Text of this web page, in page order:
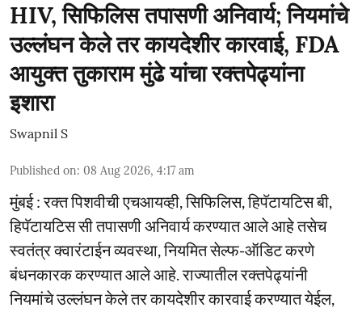
HIV, सिफिलिस तपासणी अनिवार्य; नियमांचे
उल्लंघन केले तर कायदेशीर कारवाई, FDA
आयुक्त तुकाराम मुंढे यांचा रक्तपेढ्यांना
इशारा
Swapnil S
Published on: 08 Aug 2026, 4:17 am
मुंबई : रक्त पिशवीची एचआयव्ही, सिफिलिस, हिपॅटायटिस बी,
हिपॅटायटिस सी तपासणी अनिवार्य करण्यात आले आहे तसेच
स्वतंत्र क्वारंटाईन व्यवस्था, नियमित सेल्फ-ऑडिट करणे
बंधनकारक करण्यात आले आहे. राज्यातील रक्तपेढ्यांनी
नियमांचे उल्लंघन केले तर कायदेशीर कारवाई करण्यात येईल,